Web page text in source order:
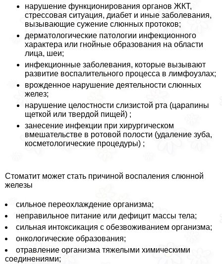
нарушение функционирования органов ЖКТ,
стрессовая ситуация, диабет и иные заболевания,
вызывающие сужение слюнных протоков;
дерматологические патологии инфекционного
хаpaктера или гнойные образования на области
лица, шеи;
инфекционные заболевания, которые вызывают
развитие воспалительного процесса в лимфоузлах;
врожденное нарушение деятельности слюнных
желез;
нарушение целостности слизистой рта (царапины
щеткой или твердой пищей) ;
занесение инфекции при хирургическом
вмешательстве в ротовой полости (удаление зуба,
косметологические процедуры) ;
Стоматит может стать причиной воспаления слюнной
железы
сильное переохлаждение организма;
неправильное питание или дефицит массы тела;
сильная интоксикация с обезвоживанием организма;
oнкoлoгические образования;
отравление организма тяжелыми химическими
соединениями;